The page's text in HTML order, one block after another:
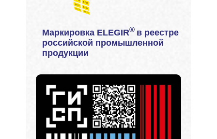
Маркировка ELEGIR® в реестре
российской промышленной
продукции